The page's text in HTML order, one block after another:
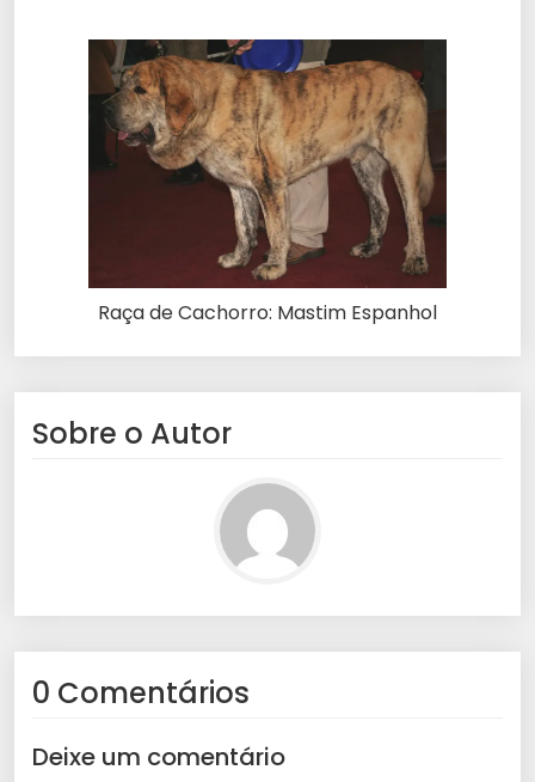
Raça de Cachorro: Mastim Espanhol
Sobre o Autor
0 Comentários
Deixe um comentário